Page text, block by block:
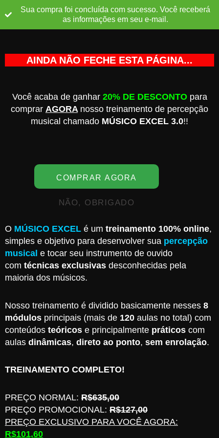
para
o
Sua compra foi concluída com sucesso. Você receberá
as informações em seu e-mail.
AINDA NÃO FECHE ESTA PÁGINA...
Você acaba de ganhar 20% DE DESCONTOpara
comprar AGORA nosso treinamento de percepção
musical chamado MÚSICO EXCEL 3.0!!
COMPRAR AGORA
NÃO, OBRIGADO
O MÚSICO EXCEL é um treinamento 100% online,
simples e objetivo para desenvolver sua percepção
musical e tocar seu instrumento de ouvido
com técnicas exclusivas desconhecidas pela
maioria dos músicos.
Nosso treinamento é dividido basicamente nesses 8
módulos principais (mais de 120 aulas no total) com
conteúdos teóricos e principalmente práticos com
aulas dinâmicas, direto ao ponto, sem enrolação.
TREINAMENTO COMPLETO!
PREÇO NORMAL: R$635,00
PREÇO PROMOCIONAL: R$127,00
PREÇO EXCLUSIVO PARA VOCÊ AGORA:
R$101,60